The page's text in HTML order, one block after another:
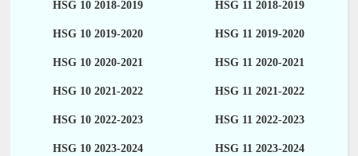
HSG 10 2018-2019 HSG 11 2018-2019
HSG 10 2019-2020 HSG 11 2019-2020
HSG 10 2020-2021 HSG 11 2020-2021
HSG 10 2021-2022 HSG 11 2021-2022
HSG 10 2022-2023 HSG 11 2022-2023
HSG 10 2023-2024 HSG 11 2023-2024